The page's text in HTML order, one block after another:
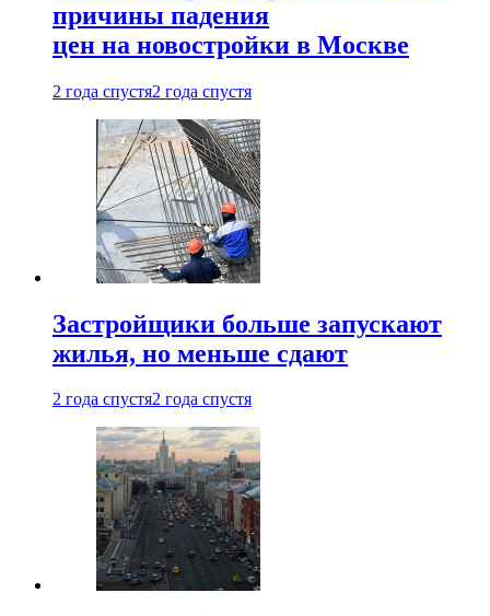
причины падения
цен на новостройки в Москве
2 года спустя2 года спустя
Застройщики больше запускают
жилья, но меньше сдают
2 года спустя2 года спустя